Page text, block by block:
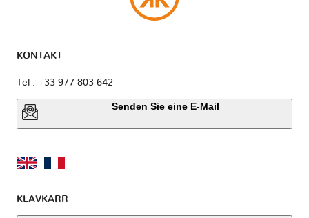
KONTAKT
Tel : +33 977 803 642
Senden Sie eine E-Mail
KLAVKARR